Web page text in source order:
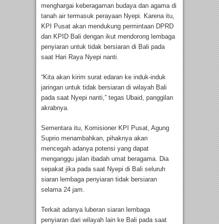
menghargai keberagaman budaya dan agama di
tanah air termasuk perayaan Nyepi. Karena itu,
KPI Pusat akan mendukung permintaan DPRD
dan KPID Bali dengan ikut mendorong lembaga
penyiaran untuk tidak bersiaran di Bali pada
saat Hari Raya Nyepi nanti.
“Kita akan kirim surat edaran ke induk-induk
jaringan untuk tidak bersiaran di wilayah Bali
pada saat Nyepi nanti,” tegas Ubaid, panggilan
akrabnya.
Sementara itu, Komisioner KPI Pusat, Agung
Suprio menambahkan, pihaknya akan
mencegah adanya potensi yang dapat
menganggu jalan ibadah umat beragama. Dia
sepakat jika pada saat Nyepi di Bali seluruh
siaran lembaga penyiaran tidak bersiaran
selama 24 jam.
Terkait adanya luberan siaran lembaga
penyiaran dari wilayah lain ke Bali pada saat